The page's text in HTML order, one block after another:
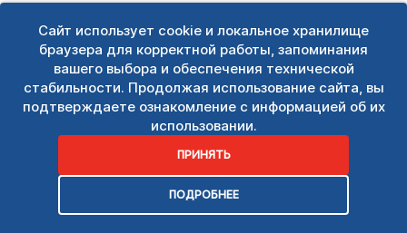
Сайт использует cookie и локальное хранилище
браузера для корректной работы, запоминания
вашего выбора и обеспечения технической
стабильности. Продолжая использование сайта, вы
подтверждаете ознакомление с информацией об их
использовании.
ПРИНЯТЬ
ПОДРОБНЕЕ